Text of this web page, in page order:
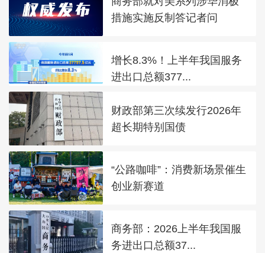
措施实施反制答记者问
增长8.3%！上半年我国服务
进出口总额377...
财政部第三次续发行2026年
超长期特别国债
“公路咖啡”：消费新场景催生
创业新赛道
商务部：2026上半年我国服
务进出口总额37...